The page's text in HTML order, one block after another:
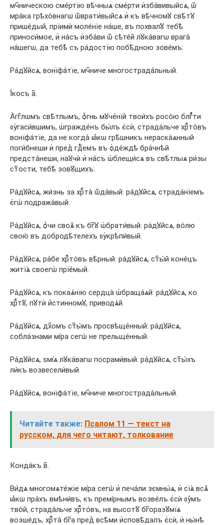
мч҃ническою сме́ртїю вѣ́чныѧ сме́рти и҆зба́вивыйсѧ, ѿ
мра́ка грѣхо́внагѡ ѿврати́выйсѧ и҆ къ вѣ́чномꙋ свѣ́тꙋ
прише́дый, прїимѝ моле́нїе на́ше, въ похвалꙋ̀ тебѣ̀
приноси́мое, и҆ на́съ и҆зба́ви ѿ сѣте́й лꙋка́вагѡ врага̀
на́шегѡ, да тебѣ̀ съ ра́достїю побѣ́дною зове́мъ:
Ра́дꙋйсѧ, вонїфа́тїе, мч҃ниче многострада́льный.
І҆́косъ а҃.
А҆́гг҃лѡмъ свѣ́тлымъ, ѻ҆́гнь мꙋче́нїй твои́хъ росо́ю блгⷣти
ᲂу҆гаси́вшимъ, ѡ҆гражде́нъ бы́лъ є҆сѝ, страда́льче хрⷭ҇то́въ
вонїфа́тїе, да не когда̀ ꙗ҆́кѡ грѣ́шникъ нераска́ѧнный
поги́бнеши и҆ пред̾ гдⷭ҇емъ въ ѻ҆де́ждѣ бра́чнѣй
предста́неши, наꙋчѝ и҆ на́съ ѡ҆блещи́сѧ въ свѣ́тлыѧ ри́зы
ст҃ости, тебѣ̀ зовꙋ́щихъ:
Ра́дꙋйсѧ, жи́знь за хрⷭ҇та̀ ѿда́вый: ра́дꙋйсѧ, страда́нїемъ
є҆гѡ̀ подража́вый.
Ра́дꙋйсѧ, ѻ҆́чи своѧ̑ къ бг҃ꙋ ѡ҆брати́вый: ра́дꙋйсѧ, во́лю
свою̀ въ добродѣ́телехъ ᲂу҆крѣпи́вый.
Ра́дꙋйсѧ, ра́бе хрⷭ҇то́въ вѣ́рный: ра́дꙋйсѧ, ст҃ы́й коне́цъ
житїѧ̀ своегѡ̀ прїе́мый.
Ра́дꙋйсѧ, къ покаѧ́нїю сердца̀ ѡ҆браща́ѧй: ра́дꙋйсѧ, ко
хрⷭ҇тꙋ̀, пꙋтѝ и҆́стинномꙋ, приводѧ́й.
Ра́дꙋйсѧ, дх҃омъ ст҃ы́мъ просвѣще́нный: ра́дꙋйсѧ,
собла́знами мі́ра сегѡ̀ не прельще́нный.
Ра́дꙋйсѧ, ѕмі́ѧ лꙋка́вагѡ посрами́вый: ра́дꙋйсѧ, ст҃ы́хъ
ли́къ возвесели́вый.
Ра́дꙋйсѧ, вонїфа́тїе, мч҃ниче многострада́льный.
Читайте также: Псалом 11 — текст на
русском, для чего читают, толкование
Конда́къ в҃.
Ви́дѧ многомѧте́жїе мі́ра сегѡ̀ и҆ печа́ли зємны́ѧ, и҆ сїѧ̀ всѧ̑
ꙗ҆́кѡ пра́хъ вмѣни́въ, къ премі́рнымъ возве́лъ є҆сѝ ᲂу҆́мъ
тво́й, страда́льче хрⷭ҇то́въ, на высотꙋ̀ бг҃оразꙋ́мїѧ
возше́дъ, хрⷭ҇та̀ бг҃а пред̾ всѣ́ми и҆сповѣ́далъ є҆сѝ, и҆ ны́нѣ